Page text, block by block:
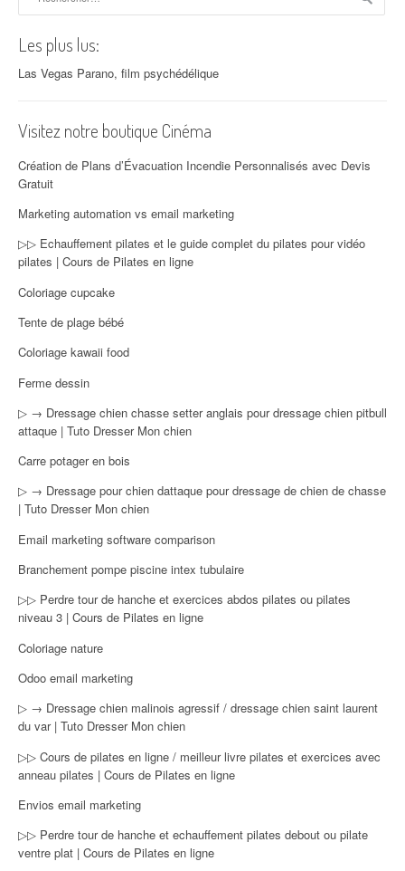
Les plus lus:
Las Vegas Parano, film psychédélique
Visitez notre boutique Cinéma
Création de Plans d’Évacuation Incendie Personnalisés avec Devis
Gratuit
Marketing automation vs email marketing
▷▷ Echauffement pilates et le guide complet du pilates pour vidéo
pilates | Cours de Pilates en ligne
Coloriage cupcake
Tente de plage bébé
Coloriage kawaii food
Ferme dessin
▷ → Dressage chien chasse setter anglais pour dressage chien pitbull
attaque | Tuto Dresser Mon chien
Carre potager en bois
▷ → Dressage pour chien dattaque pour dressage de chien de chasse
| Tuto Dresser Mon chien
Email marketing software comparison
Branchement pompe piscine intex tubulaire
▷▷ Perdre tour de hanche et exercices abdos pilates ou pilates
niveau 3 | Cours de Pilates en ligne
Coloriage nature
Odoo email marketing
▷ → Dressage chien malinois agressif / dressage chien saint laurent
du var | Tuto Dresser Mon chien
▷▷ Cours de pilates en ligne / meilleur livre pilates et exercices avec
anneau pilates | Cours de Pilates en ligne
Envios email marketing
▷▷ Perdre tour de hanche et echauffement pilates debout ou pilate
ventre plat | Cours de Pilates en ligne